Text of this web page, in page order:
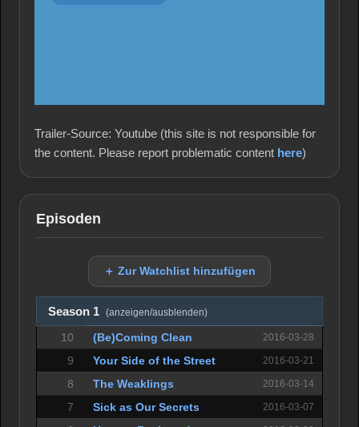
Trailer-Source: Youtube (this site is not responsible for
the content. Please report problematic content here)
Episoden
＋ Zur Watchlist hinzufügen
Season 1 (anzeigen/ausblenden)
10 (Be)Coming Clean 2016-03-28
9 Your Side of the Street 2016-03-21
8 The Weaklings 2016-03-14
7 Sick as Our Secrets 2016-03-07